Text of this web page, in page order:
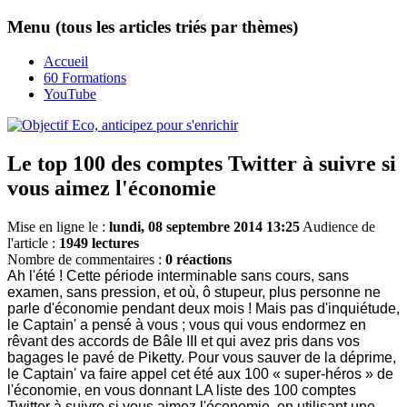
Menu (tous les articles triés par thèmes)
Accueil
60 Formations
YouTube
Le top 100 des comptes Twitter à suivre si
vous aimez l'économie
Mise en ligne le : lundi, 08 septembre 2014 13:25 Audience de
l'article : 1949 lectures
Nombre de commentaires : 0 réactions
Ah l'été ! Cette période interminable sans cours, sans
examen, sans pression, et où, ô stupeur, plus personne ne
parle d'économie pendant deux mois ! Mais pas d'inquiétude,
le Captain' a pensé à vous ; vous qui vous endormez en
rêvant des accords de Bâle III et qui avez pris dans vos
bagages le pavé de Piketty. Pour vous sauver de la déprime,
le Captain' va faire appel cet été aux 100 « super-héros » de
l'économie, en vous donnant LA liste des 100 comptes